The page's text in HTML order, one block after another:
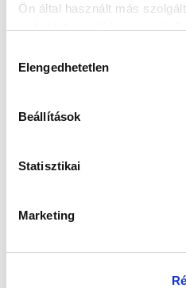
Ön által használt más
weboldalon való böngészés
kiválasztása
Elengedhetetlen
Beállítások
Statisztikai
Marketing
A HÉTVÉGÉI
2016-08-24 08:45:18
rangado.hu-nak mesélt a